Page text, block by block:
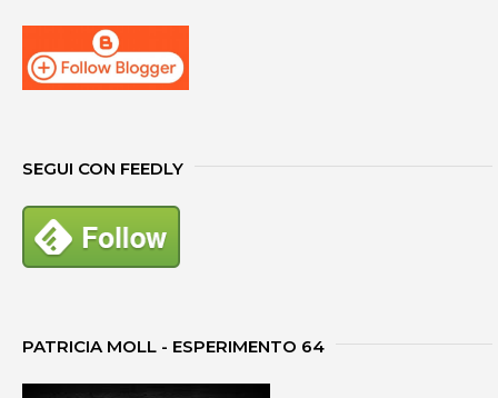
SEGUI CON FEEDLY
PATRICIA MOLL - ESPERIMENTO 64